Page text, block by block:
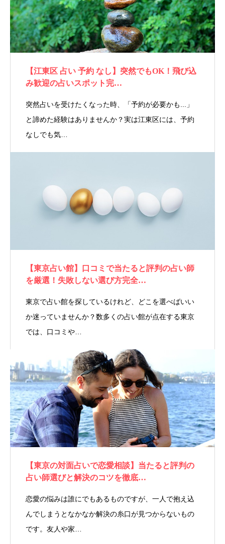
【江東区 占い 予約 なし】突然でもOK！飛び込
み歓迎の占いスポット完…
突然占いを受けたくなった時、「予約が必要かも...」
と諦めた経験はありませんか？実は江東区には、予約
なしでも気…
【東京占い館】口コミで当たると評判の占い師
を厳選！失敗しない選び方完全…
東京で占い館を探しているけれど、どこを選べばいい
か迷っていませんか？数多くの占い館が点在する東京
では、口コミや…
【東京の対面占いで恋愛相談】当たると評判の
占い師選びと解決のコツを徹底…
恋愛の悩みは誰にでもあるものですが、一人で抱え込
んでしまうとなかなか解決の糸口が見つからないもの
です。友人や家…